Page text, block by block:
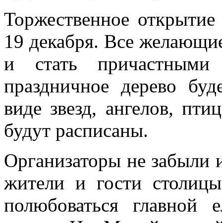
Торжественное
19 декабря. Все
и стать
праздничное дерево
виде звезд, ангелов,
будут расписаны.
Организаторы не забыли
жители и гости
полюбоваться